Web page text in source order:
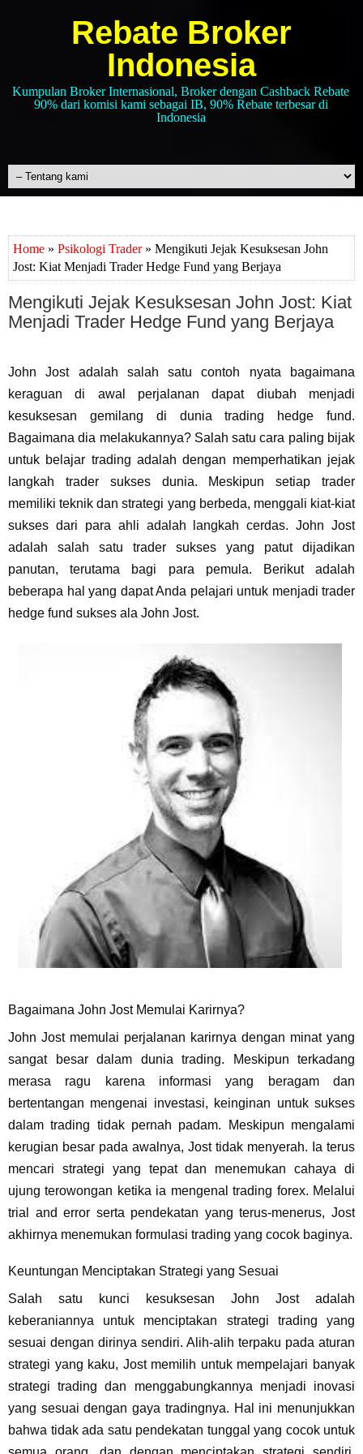
Rebate Broker
Indonesia
Kumpulan Broker Internasional, Broker dengan Cashback Rebate
90% dari komisi kami sebagai IB, 90% Rebate terbesar di
Indonesia
Home » Psikologi Trader» Mengikuti Jejak Kesuksesan John
Jost: Kiat Menjadi Trader Hedge Fund yang Berjaya
Mengikuti Jejak Kesuksesan John Jost: Kiat
Menjadi Trader Hedge Fund yang Berjaya
John Jost adalah salah satu contoh nyata bagaimana
keraguan di awal perjalanan dapat diubah menjadi
kesuksesan gemilang di dunia trading hedge fund.
Bagaimana dia melakukannya? Salah satu cara paling bijak
untuk belajar trading adalah dengan memperhatikan jejak
langkah trader sukses dunia. Meskipun setiap trader
memiliki teknik dan strategi yang berbeda, menggali kiat-kiat
sukses dari para ahli adalah langkah cerdas. John Jost
adalah salah satu trader sukses yang patut dijadikan
panutan, terutama bagi para pemula. Berikut adalah
beberapa hal yang dapat Anda pelajari untuk menjadi trader
hedge fund sukses ala John Jost.
Bagaimana John Jost Memulai Karirnya?
John Jost memulai perjalanan karirnya dengan minat yang
sangat besar dalam dunia trading. Meskipun terkadang
merasa ragu karena informasi yang beragam dan
bertentangan mengenai investasi, keinginan untuk sukses
dalam trading tidak pernah padam. Meskipun mengalami
kerugian besar pada awalnya, Jost tidak menyerah. Ia terus
mencari strategi yang tepat dan menemukan cahaya di
ujung terowongan ketika ia mengenal trading forex. Melalui
trial and error serta pendekatan yang terus-menerus, Jost
akhirnya menemukan formulasi trading yang cocok baginya.
Keuntungan Menciptakan Strategi yang Sesuai
Salah satu kunci kesuksesan John Jost adalah
keberaniannya untuk menciptakan strategi trading yang
sesuai dengan dirinya sendiri. Alih-alih terpaku pada aturan
strategi yang kaku, Jost memilih untuk mempelajari banyak
strategi trading dan menggabungkannya menjadi inovasi
yang sesuai dengan gaya tradingnya. Hal ini menunjukkan
bahwa tidak ada satu pendekatan tunggal yang cocok untuk